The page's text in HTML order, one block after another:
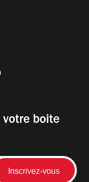
votre boite